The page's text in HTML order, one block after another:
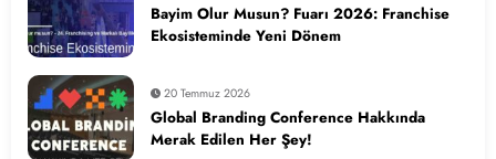
Bayim Olur Musun? Fuarı 2026: Franchise
Ekosisteminde Yeni Dönem
20 Temmuz 2026
Global Branding Conference Hakkında
Merak Edilen Her Şey!